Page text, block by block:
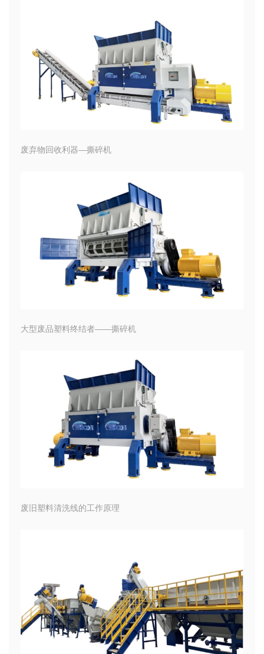
废弃物回收利器—撕碎机
大型废品塑料终结者——撕碎机
废旧塑料清洗线的工作原理